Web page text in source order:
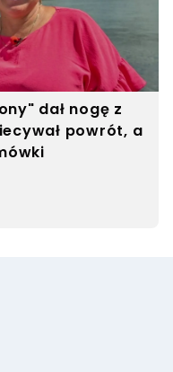
dał nogę z
powrót, a